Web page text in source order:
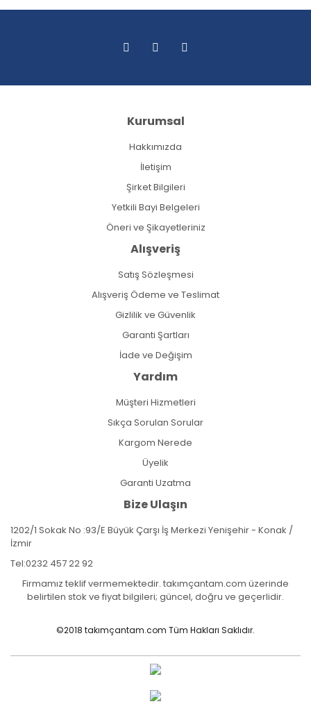
Kurumsal
Hakkımızda
İletişim
Şirket Bilgileri
Yetkili Bayi Belgeleri
Öneri ve Şikayetleriniz
Alışveriş
Satış Sözleşmesi
Alışveriş Ödeme ve Teslimat
Gizlilik ve Güvenlik
Garanti Şartları
İade ve Değişim
Yardım
Müşteri Hizmetleri
Sıkça Sorulan Sorular
Kargom Nerede
Üyelik
Garanti Uzatma
Bize Ulaşın
1202/1 Sokak No :93/E Büyük Çarşı İş Merkezi Yenişehir - Konak /
İzmir
Tel:0232 457 22 92
Firmamız teklif vermemektedir. takımçantam.com üzerinde
belirtilen stok ve fiyat bilgileri; güncel, doğru ve geçerlidir.
©2018 takımçantam.com Tüm Hakları Saklıdır.